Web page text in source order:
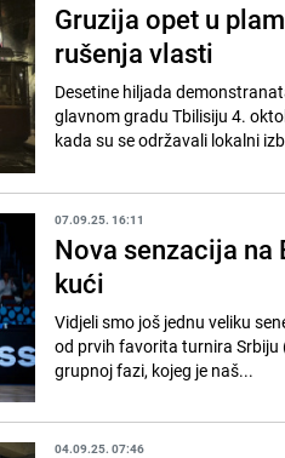
Gruzija opet u
rušenja vlasti
Desetine hiljada
glavnom gradu Tbilisiju 4.
kada su se održavali lokalni
07.09.25. 16:11
Nova senzacija na
kući
Vidjeli smo još jednu veliku
od prvih favorita turnira Srbiju
grupnoj fazi, kojeg je naš...
04.09.25. 07:46